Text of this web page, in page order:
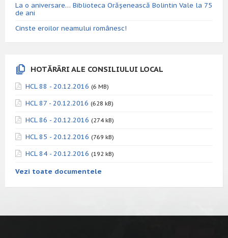
La o aniversare… Biblioteca Orăşenească Bolintin Vale la 75
de ani
Cinste eroilor neamului românesc!
HOTĂRÂRI ALE CONSILIULUI LOCAL
HCL 88 - 20.12.2016 (6 MB)
HCL 87 - 20.12.2016 (628 kB)
HCL 86 - 20.12.2016 (274 kB)
HCL 85 - 20.12.2016 (769 kB)
HCL 84 - 20.12.2016 (192 kB)
Vezi toate documentele